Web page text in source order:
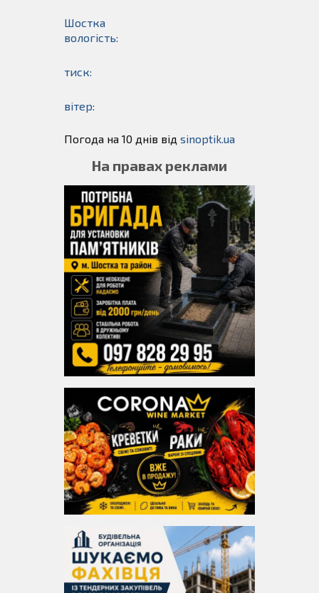
Шостка
вологість:
тиск:
вітер:
Погода на 10 днів від sinoptik.ua
На правах реклами